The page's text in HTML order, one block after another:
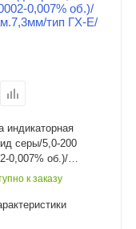
индикаторная
серы/5,0-200
0,007% об.)/
тип ГХ-Е/
к заказу